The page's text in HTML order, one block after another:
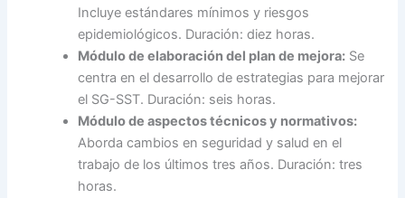
Incluye estándares mínimos y riesgos
epidemiológicos. Duración: diez horas.
Módulo de elaboración del plan de mejora: Se
centra en el desarrollo de estrategias para mejorar
el SG-SST. Duración: seis horas.
Módulo de aspectos técnicos y normativos:
Aborda cambios en seguridad y salud en el
trabajo de los últimos tres años. Duración: tres
horas.